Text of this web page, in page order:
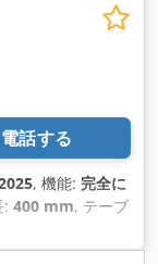
電話する
, 機能: 完全に
: 400 mm, テーブ